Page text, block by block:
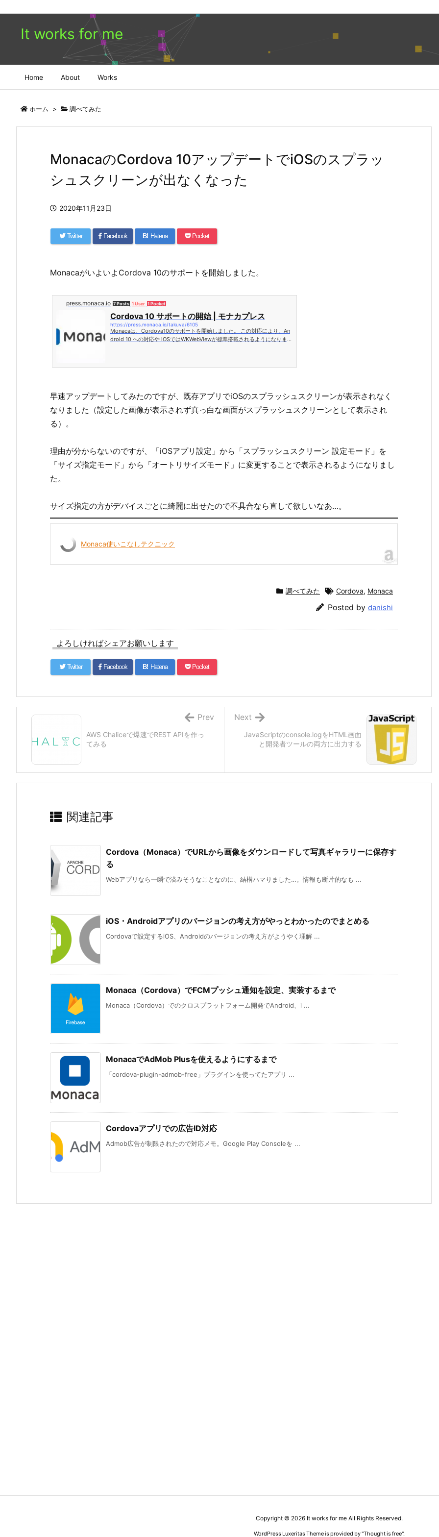
It works for me
Home About Works
ホーム > 調べてみた
MonacaのCordova 10アップデートでiOSのスプラッ
シュスクリーンが出なくなった
2020年11月23日
Twitter Facebook B! Hatena Pocket
MonacaがいよいよCordova 10のサポートを開始しました。
press.monaca.io 7 Posts 1 User 1 Pocket
Cordova 10 サポートの開始 | モナカプレス
https://press.monaca.io/takuya/6105
Monacaは、Cordova10のサポートを開始しました。 この対応により、An
droid 10 への対応や iOSではWKWebViewが標準搭載されるようになりま
早速アップデートしてみたのですが、既存アプリでiOSのスプラッシュスクリーンが表示されなく
なりました（設定した画像が表示されず真っ白な画面がスプラッシュスクリーンとして表示され
る）。
理由が分からないのですが、「iOSアプリ設定」から「スプラッシュスクリーン 設定モード」を
「サイズ指定モード」から「オートリサイズモード」に変更することで表示されるようになりまし
た。
サイズ指定の方がデバイスごとに綺麗に出せたので不具合なら直して欲しいなあ…。
Monaca使いこなしテクニック
調べてみた Cordova, Monaca
Posted by danishi
よろしければシェアお願いします
Twitter Facebook B! Hatena Pocket
JavaScriptのconsole.logをHTML画面
と開発者ツールの両方に出力する
Next
AWS Chaliceで爆速でREST APIを作っ
てみる
Prev
関連記事
Cordova（Monaca）でURLから画像をダウンロードして写真ギャラリーに保存す
る
Webアプリなら一瞬で済みそうなことなのに、結構ハマりました…。情報も断片的なも ...
iOS・Androidアプリのバージョンの考え方がやっとわかったのでまとめる
Cordovaで設定するiOS、Androidのバージョンの考え方がようやく理解 ...
Monaca（Cordova）でFCMプッシュ通知を設定、実装するまで
Monaca（Cordova）でのクロスプラットフォーム開発でAndroid、i ...
MonacaでAdMob Plusを使えるようにするまで
「cordova-plugin-admob-free」プラグインを使ってたアプリ ...
Cordovaアプリでの広告ID対応
Admob広告が制限されたので対応メモ。Google Play Consoleを ...
Copyright © 2026 It works for me All Rights Reserved.
WordPress Luxeritas Theme is provided by "Thought is free".